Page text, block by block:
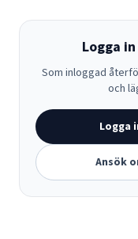
Logga
Som inloggad
och
Logga
Ansök